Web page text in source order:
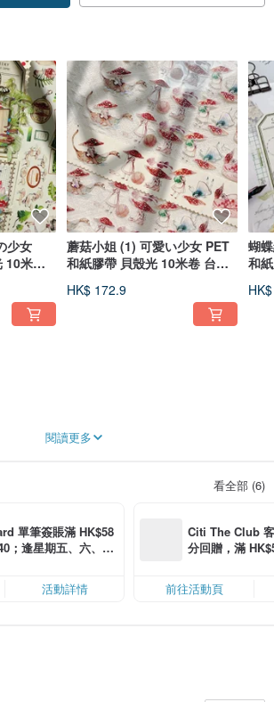
少女
10米卷
蘑菇小姐 (1) 可愛い少女 PET
和紙膠帶 貝殼光 10米卷 台灣
HK$ 172.9
蝴
和
テープ #和紙テープ
閱讀更多
看全部 (6)
單筆簽賬滿 HK$58
；逢星期五、六、日
，僅限「常用信用
活動詳情
Citi The Club
分回贈，滿
前往活動頁